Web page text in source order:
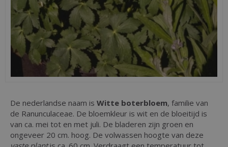
De nederlandse naam is Witte boterbloem, familie van
de Ranunculaceae. De bloemkleur is wit en de bloeitijd is
van ca. mei tot en met juli. De bladeren zijn groen en
ongeveer 20 cm. hoog. De volwassen hoogte van deze